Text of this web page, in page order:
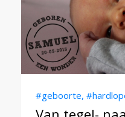
#geboorte,